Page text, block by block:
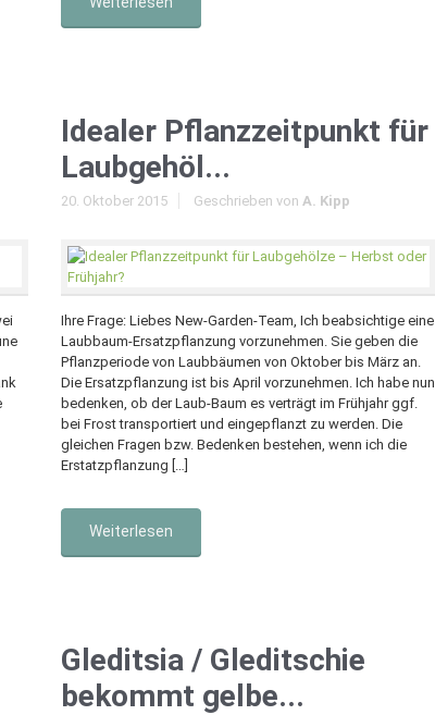
Idealer Pflanzzeitpunkt für
Laubgehöl...
20. Oktober 2015 Geschrieben von A. Kipp
Ihre Frage: Liebes New-Garden-Team, Ich beabsichtige eine
Laubbaum-Ersatzpflanzung vorzunehmen. Sie geben die
Pflanzperiode von Laubbäumen von Oktober bis März an.
Die Ersatzpflanzung ist bis April vorzunehmen. Ich habe nun
bedenken, ob der Laub-Baum es verträgt im Frühjahr ggf.
bei Frost transportiert und eingepflanzt zu werden. Die
gleichen Fragen bzw. Bedenken bestehen, wenn ich die
Erstatzpflanzung […]
Weiterlesen
Gleditsia / Gleditschie
bekommt gelbe...